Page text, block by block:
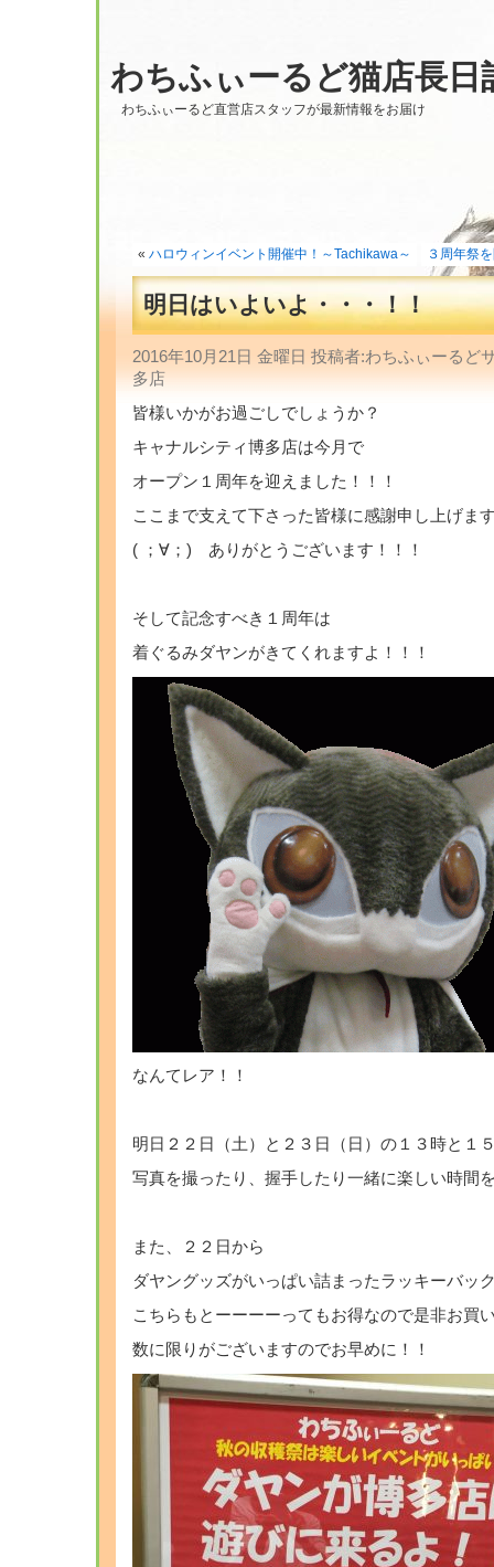
わちふぃーるど猫店長日
わちふぃーるど直営店スタッフが最新情報をお届け
« ハロウィンイベント開催中！～Tachikawa～ ３周年祭
明日はいよいよ・・・！！
2016年10月21日 金曜日 投稿者:わちふぃーるど
多店
皆様いかがお過ごしでしょうか？
キャナルシティ博多店は今月で
オープン１周年を迎えました！！！
ここまで支えて下さった皆様に感謝申し上げま
( ；∀；) ありがとうございます！！！
そして記念すべき１周年は
着ぐるみダヤンがきてくれますよ！！！
なんてレア！！
明日２２日（土）と２３日（日）の１３時と１
写真を撮ったり、握手したり一緒に楽しい時間
また、２２日から
ダヤングッズがいっぱい詰まったラッキーバッ
こちらもとーーーーってもお得なので是非お買
数に限りがございますのでお早めに！！